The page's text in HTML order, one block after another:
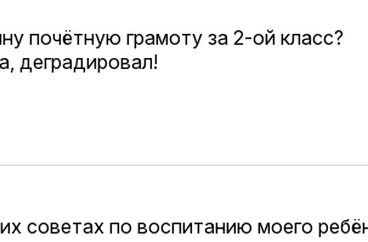
почётную грамоту за 2-ой класс?
деградировал!
советах по воспитанию моего